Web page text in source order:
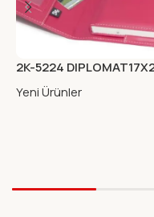
2K-5224
MIKNA.KAB.ORG.KARE
Yeni Ürünler